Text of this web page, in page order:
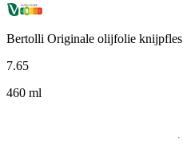
Bertolli Originale olijfolie knijpfles
7.65
460 ml